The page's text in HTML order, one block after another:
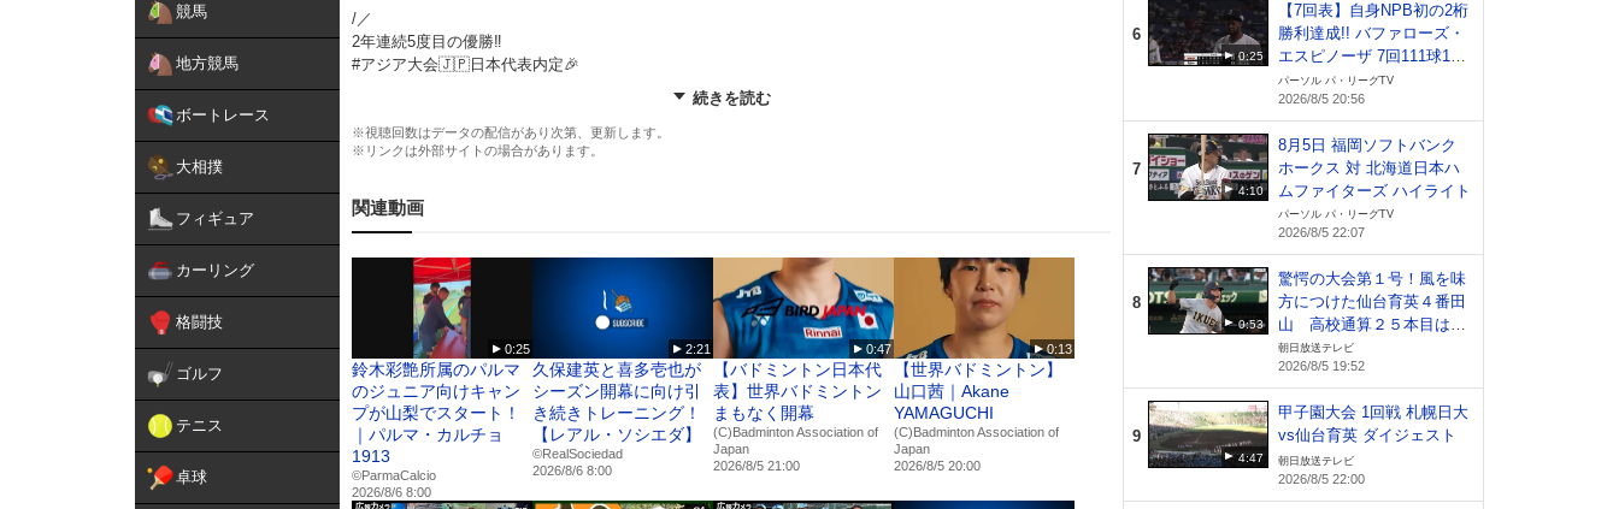
競馬
地方競馬
ボートレース
大相撲
フィギュア
カーリング
格闘技
ゴルフ
テニス
卓球
/／
2年連続5度目の優勝‼️
#アジア大会🇯🇵日本代表内定🎉
【#日本選手権】3日目
◆男子110mハードル
愛知・名古屋2026アジア競技大会でお会いしましょう‼️
パロマ瑞穂スタジアムで、
再び熱い声援をよろしくお願いします📣
🟥🟨🟥🟨🟥🟨🟥🟨🟥
第110回日本陸上競技選手権大会
⇒ https://www.jaaf.or.jp/jch/110/
6月12日（金）～14日（日）
パロマ瑞穂スタジアム
#日本選手権 が、劇場アニメ『#ひゃくえむ。』とコラボ🤝
続きを読む
※視聴回数はデータの配信があり次第、更新します。
※リンクは外部サイトの場合があります。
関連動画
0:25
鈴木彩艶所属のパルマ
のジュニア向けキャン
プが山梨でスタート！
｜パルマ・カルチョ
1913
©️ParmaCalcio
2026/8/6 8:00
2:21
久保建英と喜多壱也が
シーズン開幕に向け引
き続きトレーニング！
【レアル・ソシエダ】
©RealSociedad
2026/8/6 8:00
0:47
【バドミントン日本代
表】世界バドミントン
まもなく開幕
(C)Badminton Association of
Japan
2026/8/5 21:00
0:13
【世界バドミントン】
山口茜｜Akane
YAMAGUCHI
(C)Badminton Association of
Japan
2026/8/5 20:00
6
0:25
【7回表】自身NPB初の2桁
勝利達成!! バファローズ・
エスピノーザ 7回111球1失
点の好投!! 2026年8月5日
オリックス・バファローズ
対 東北楽天ゴールデンイー
グルス
パーソル パ・リーグTV
2026/8/5 20:56
7
4:10
8月5日 福岡ソフトバンク
ホークス 対 北海道日本ハ
ムファイターズ ハイライト
パーソル パ・リーグTV
2026/8/5 22:07
8
0:53
驚愕の大会第１号！風を味
方につけた仙台育英４番田
山 高校通算２５本目は甲
子園で【札幌日大vs仙台育
英】
朝日放送テレビ
2026/8/5 19:52
9
4:47
甲子園大会 1回戦 札幌日大
vs仙台育英 ダイジェスト
朝日放送テレビ
2026/8/5 22:00